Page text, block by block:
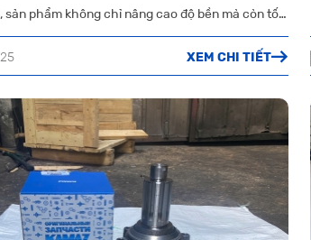
sản phẩm không chỉ nâng cao độ bền mà còn tối
hành của xe. Nếu bạn đang tìm nơi bán sọ khỉ
lượng và giá tốt – CỬA HÀNG PHỤ TÙNG Ô TÔ
XEM CHI TIẾT